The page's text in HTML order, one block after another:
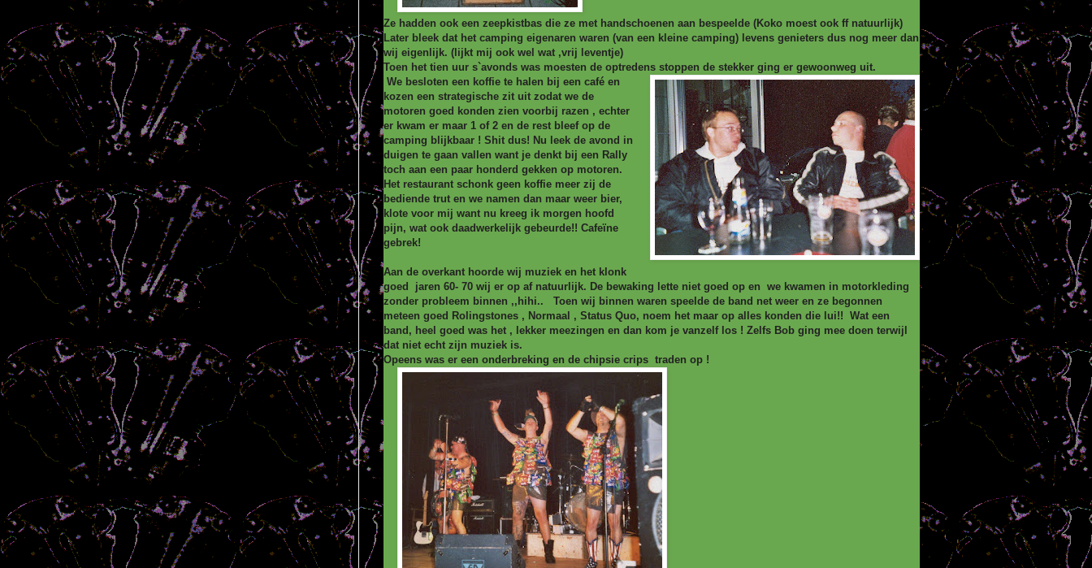
Ze hadden ook een zeepkistbas die ze met handschoenen aan bespeelde (Koko moest ook ff natuurlijk)
Later bleek dat het camping eigenaren waren (van een kleine camping) levens genieters dus nog meer dan
wij eigenlijk. (lijkt mij ook wel wat ,vrij leventje)
Toen het tien uur s`avonds was moesten de optredens stoppen de stekker ging er gewoonweg uit.
We besloten een koffie te halen bij een café en
kozen een strategische zit uit zodat we de
motoren goed konden zien voorbij razen , echter
er kwam er maar 1 of 2 en de rest bleef op de
camping blijkbaar ! Shit dus! Nu leek de avond in
duigen te gaan vallen want je denkt bij een Rally
toch aan een paar honderd gekken op motoren.
Het restaurant schonk geen koffie meer zij de
bediende trut en we namen dan maar weer bier,
klote voor mij want nu kreeg ik morgen hoofd
pijn, wat ook daadwerkelijk gebeurde!! Cafeïne
gebrek!
Aan de overkant hoorde wij muziek en het klonk
goed jaren 60- 70 wij er op af natuurlijk. De bewaking lette niet goed op en we kwamen in motorkleding
zonder probleem binnen ,,hihi.. Toen wij binnen waren speelde de band net weer en ze begonnen
meteen goed Rolingstones , Normaal , Status Quo, noem het maar op alles konden die lui!! Wat een
band, heel goed was het , lekker meezingen en dan kom je vanzelf los ! Zelfs Bob ging mee doen terwijl
dat niet echt zijn muziek is.
Opeens was er een onderbreking en de chipsie crips traden op !